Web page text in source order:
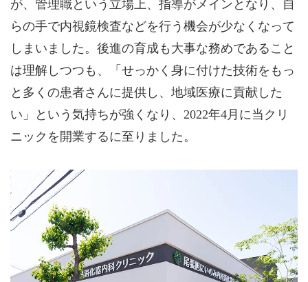
が、管理職という立場上、指導がメインとなり、自
らの手で内視鏡検査などを行う機会が少なくなって
しまいました。後進の育成も大事な務めであること
は理解しつつも、「せっかく身に付けた技術をもっ
と多くの患者さんに提供し、地域医療に貢献した
い」という気持ちが強くなり、2022年4月に当クリ
ニックを開業するに至りました。